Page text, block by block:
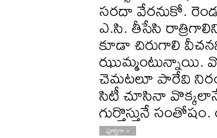
సరదా వేరనుకో.
ఎ.సి. తీసేసి
కూడా చిరుగాలి
ఝుమ్మంటున్నాయి.
చెమటలూ పారేవి
సిటీ చూసినా
గుర్తొస్తునే
పూర్తిగా »